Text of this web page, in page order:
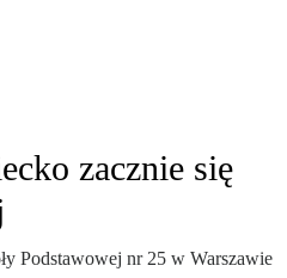
zacznie się
Podstawowej nr 25 w Warszawie